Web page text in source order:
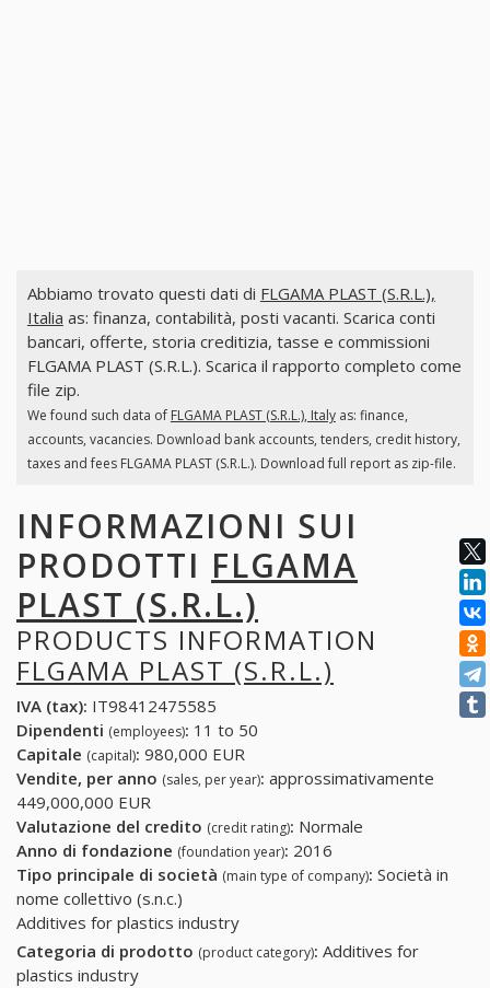
Abbiamo trovato questi dati di FLGAMA PLAST (S.R.L.),
Italia as: finanza, contabilità, posti vacanti. Scarica conti
bancari, offerte, storia creditizia, tasse e commissioni
FLGAMA PLAST (S.R.L.). Scarica il rapporto completo come
file zip.
We found such data of FLGAMA PLAST (S.R.L.), Italyas: finance,
accounts, vacancies. Download bank accounts, tenders, credit history,
taxes and fees FLGAMA PLAST (S.R.L.). Download full report as zip-file.
INFORMAZIONI SUI
PRODOTTI FLGAMA
PLAST (S.R.L.)
PRODUCTS INFORMATION
FLGAMA PLAST (S.R.L.)
IVA (tax): IT98412475585
Dipendenti (employees): 11 to 50
Capitale (capital): 980,000 EUR
Vendite, per anno (sales, per year): approssimativamente
449,000,000 EUR
Valutazione del credito (credit rating): Normale
Anno di fondazione (foundation year): 2016
Tipo principale di società (main type of company): Società in
nome collettivo (s.n.c.)
Additives for plastics industry
Categoria di prodotto (product category): Additives for
plastics industry